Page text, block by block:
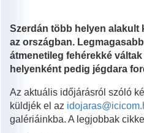
Szerdán több helyen alakult
az országban.
átmenetileg fehérekké
helyenként pedig jégdara
Az aktuális időjárásról szóló
küldjék el az
galériáinkba. A legjobbak